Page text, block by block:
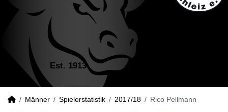
Est. 1913
Männer Spielerstatistik 2017/18 Rico Pellmann